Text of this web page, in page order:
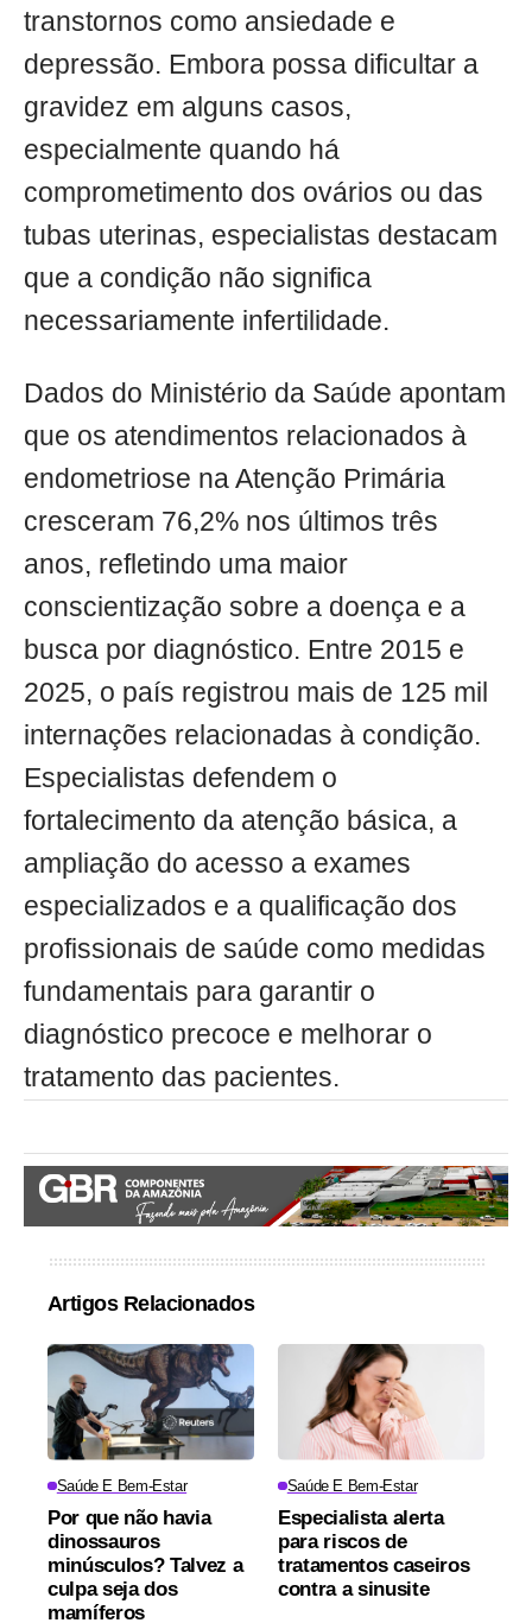
transtornos como ansiedade e
depressão. Embora possa dificultar a
gravidez em alguns casos,
especialmente quando há
comprometimento dos ovários ou das
tubas uterinas, especialistas destacam
que a condição não significa
necessariamente infertilidade.
Dados do Ministério da Saúde apontam
que os atendimentos relacionados à
endometriose na Atenção Primária
cresceram 76,2% nos últimos três
anos, refletindo uma maior
conscientização sobre a doença e a
busca por diagnóstico. Entre 2015 e
2025, o país registrou mais de 125 mil
internações relacionadas à condição.
Especialistas defendem o
fortalecimento da atenção básica, a
ampliação do acesso a exames
especializados e a qualificação dos
profissionais de saúde como medidas
fundamentais para garantir o
diagnóstico precoce e melhorar o
tratamento das pacientes.
Artigos Relacionados
Saúde E Bem-Estar
Por que não havia
dinossauros
minúsculos? Talvez a
culpa seja dos
mamíferos
Saúde E Bem-Estar
Especialista alerta
para riscos de
tratamentos caseiros
contra a sinusite